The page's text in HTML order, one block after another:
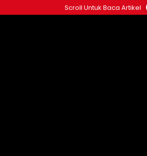
ke
Scroll Untuk Baca Artikel